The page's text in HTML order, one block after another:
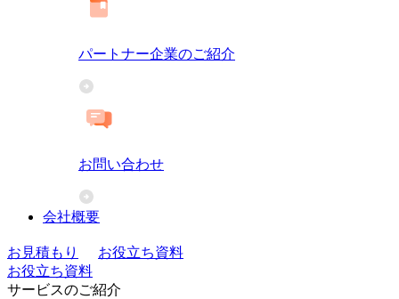
パートナー企業のご紹介
お問い合わせ
会社概要
お見積もり
お役立ち資料
お役立ち資料
サービスのご紹介